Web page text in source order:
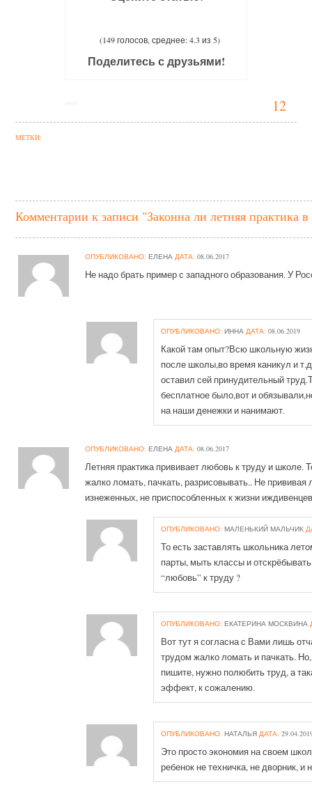
12
(149 голосов, среднее: 4.3 из 5)
Поделитесь с друзьями!
МЕТКИ:
Комментарии к записи "Законна ли летняя практика
ОПУБЛИКОВАНО: ЕЛЕНА ДАТА: 08.06.2017
Не надо брать пример с западного образования. У
ОПУБЛИКОВАНО: ИННА ДАТА: 08.06.2019
Какой там опыт?Всю школьную
после школы,во время каникул и
оставил сей принудительный
бесплатное было,вот и
на наши денежки и нанимают.
ОПУБЛИКОВАНО: ЕЛЕНА ДАТА: 08.06.2017
Летняя практика прививает любовь к труду и
жалко ломать, пачкать, разрисовывать.. Не
изнеженных, не приспособленных к жизни
ОПУБЛИКОВАНО: МАЛЕНЬКИЙ МАЛЬЧИК
То есть заставлять школьника
парты, мыть классы и
“любовь” к труду ?
ОПУБЛИКОВАНО: ЕКАТЕРИНА МОСКВИНА
Вот тут я согласна с Вами лишь
трудом жалко ломать и пачкать.
пишите, нужно полюбить труд, а
эффект, к сожалению.
ОПУБЛИКОВАНО: НАТАЛЬЯ ДАТА:
Это просто экономия на своем
ребенок не техничка, не дворник,